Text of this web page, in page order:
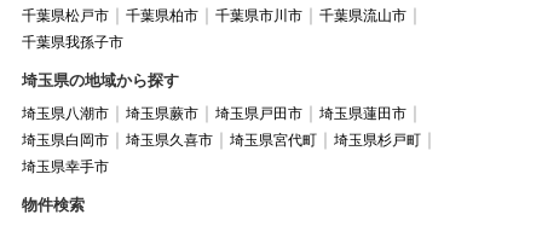
千葉県松戸市 千葉県柏市 千葉県市川市
千葉県流山市
千葉県我孫子市
埼玉県の地域から探す
埼玉県八潮市 埼玉県蕨市 埼玉県戸田市
埼玉県蓮田市
埼玉県白岡市
埼玉県久喜市 埼玉県宮代町
埼玉県杉戸町
埼玉県幸手市
物件検索